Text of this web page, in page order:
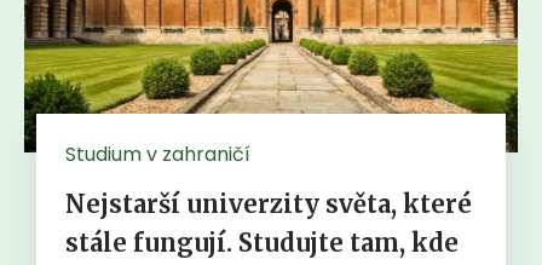
Studium v zahraničí
Nejstarší univerzity světa, které
stále fungují. Studujte tam, kde